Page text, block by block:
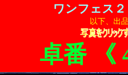
ワンフェス
以下、出
卓番 《